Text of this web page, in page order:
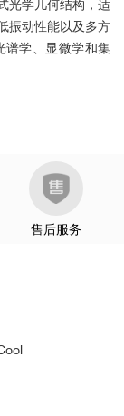
光学几何结构，适
振动性能以及多方
谱学、显微学和集
品连接到可拆卸
，可轻松插入样
种电学通道非常方
系中的磁畴
售后服务